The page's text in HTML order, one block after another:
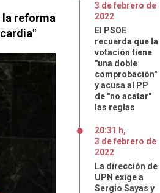
la reforma
3 defebrero de
2022
El PSOE
recuerda que la
votación tiene
"una doble
comprobación"
y acusa al PP
de "no acatar"
las reglas
20:31 h,
3 defebrero de
2022
La dirección de
UPN exige a
Sergio Sayas y